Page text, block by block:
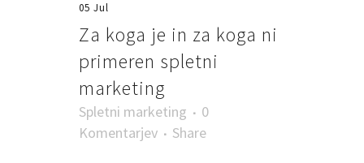
05 Jul
Za koga je in za koga ni
primeren spletni
marketing
Spletni marketing
0
Komentarjev
Share